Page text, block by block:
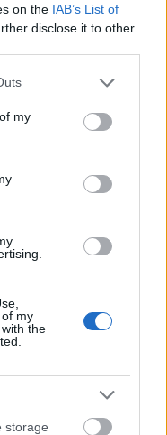
on the IAB’s List of
disclose it to other
one or more Google
You may click to
third-party tags to
in below Google
my
my
the
storage
χρονιάς, ο
χρονιά κυμαίνεται
σε σχέση με τα
ότι αυτό
αγώνες του